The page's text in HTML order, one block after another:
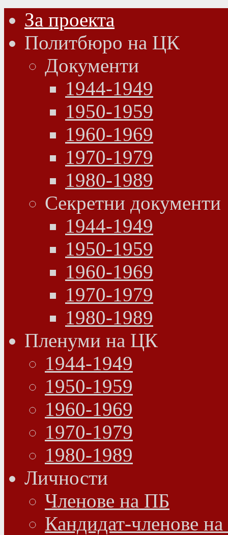
За проекта
Политбюро на ЦК
Документи
1944-1949
1950-1959
1960-1969
1970-1979
1980-1989
Секретни документи
1944-1949
1950-1959
1960-1969
1970-1979
1980-1989
Пленуми на ЦК
1944-1949
1950-1959
1960-1969
1970-1979
1980-1989
Личности
Членове на ПБ
Кандидат-членове